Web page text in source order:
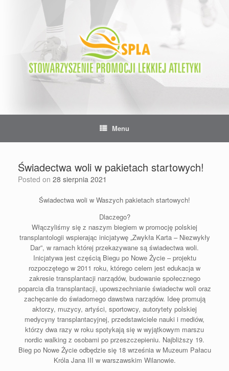
Menu
Świadectwa woli w pakietach startowych!
Posted on 28 sierpnia 2021
Świadectwa woli w Waszych pakietach startowych!
Dlaczego?
Włączyliśmy się z naszym biegiem w promocję polskiej
transplantologii wspierając inicjatywę „Zwykła Karta – Niezwykły
Dar”, w ramach której przekazywane są świadectwa woli.
Inicjatywa jest częścią Biegu po Nowe Życie – projektu
rozpoczętego w 2011 roku, którego celem jest edukacja w
zakresie transplantacji narządów, budowanie społecznego
poparcia dla transplantacji, upowszechnianie świadectw woli oraz
zachęcanie do świadomego dawstwa narządów. Ideę promują
aktorzy, muzycy, artyści, sportowcy, autorytety polskiej
medycyny transplantacyjnej, przedstawiciele nauki i mediów,
którzy dwa razy w roku spotykają się w wyjątkowym marszu
nordic walking z osobami po przeszczepieniu. Najbliższy 19.
Bieg po Nowe Życie odbędzie się 18 września w Muzeum Pałacu
Króla Jana III w warszawskim Wilanowie.